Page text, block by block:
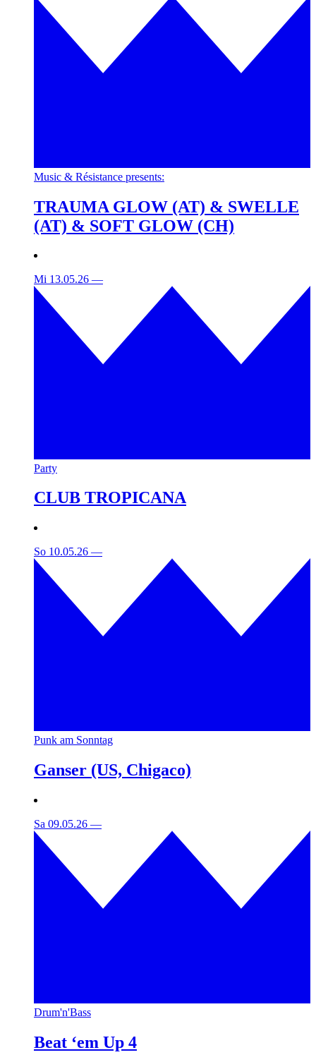
Music & Résistance presents:
TRAUMA GLOW (AT) & SWELLE
(AT) & SOFT GLOW (CH)
Mi 13.05.26 —
Party
CLUB TROPICANA
So 10.05.26 —
Punk am Sonntag
Ganser (US, Chigaco)
Sa 09.05.26 —
Drum'n'Bass
Beat ‘em Up 4